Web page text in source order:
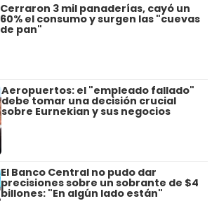
Cerraron 3 mil panaderías, cayó un
60% el consumo y surgen las "cuevas
de pan"
Aeropuertos: el "empleado fallado"
debe tomar una decisión crucial
sobre Eurnekian y sus negocios
El Banco Central no pudo dar
precisiones sobre un sobrante de $4
billones: "En algún lado están"